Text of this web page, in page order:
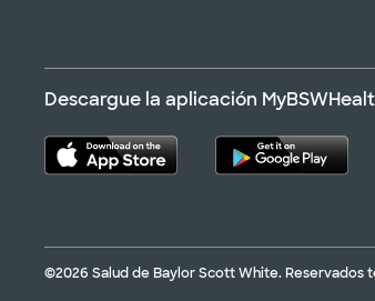
Descargue la aplicación
©2026 Salud de Baylor Scott White. Reservados